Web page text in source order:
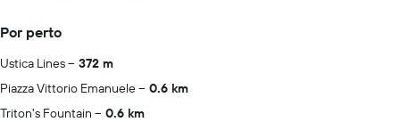
Por perto
Ustica Lines
372 m
Piazza Vittorio Emanuele
0.6 km
Triton's Fountain
0.6 km